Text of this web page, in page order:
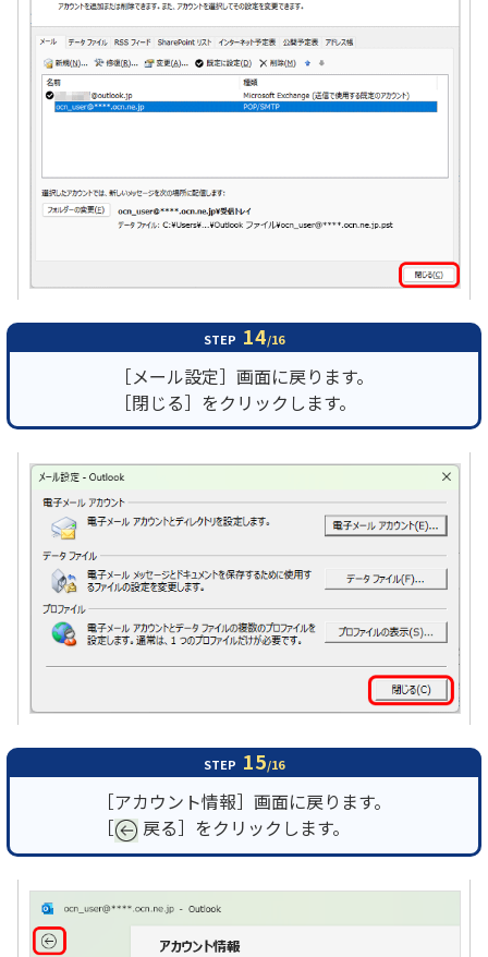
STEP 14/16
［メール設定］画面に戻ります。
［閉じる］をクリックします。
STEP 15/16
［アカウント情報］画面に戻ります。
［
戻る］をクリックします。